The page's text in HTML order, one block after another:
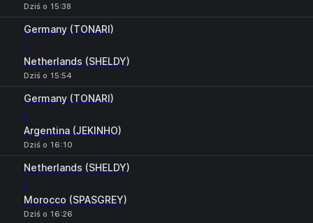
Dziś o 15:38
Germany (TONARI)
-
Netherlands (SHELDY)
Dziś o 15:54
Germany (TONARI)
-
Argentina (JEKINHO)
Dziś o 16:10
Netherlands (SHELDY)
-
Morocco (SPASGREY)
Dziś o 16:26